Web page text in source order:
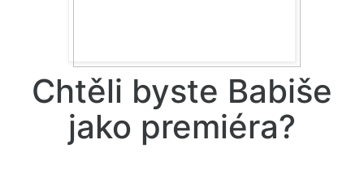
Chtěli byste Babiše
jako premiéra?